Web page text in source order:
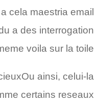
cela maestria email
a des interrogation
voila sur la toile
ainsi, celui-la
certains reseaux